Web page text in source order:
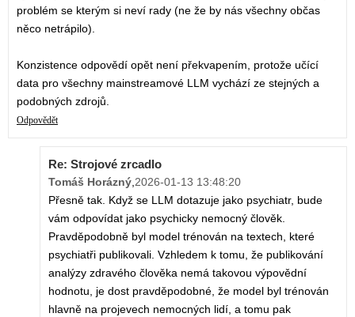
problém se kterým si neví rady (ne že by nás všechny občas
něco netrápilo).
Konzistence odpovědí opět není překvapením, protože učící
data pro všechny mainstreamové LLM vychází ze stejných a
podobných zdrojů.
Odpovědět
Re: Strojové zrcadlo
Tomáš Horázný 2026-01-13 13:48:20
Přesně tak. Když se LLM dotazuje jako psychiatr, bude
vám odpovídat jako psychicky nemocný člověk.
Pravděpodobně byl model trénován na textech, které
psychiatři publikovali. Vzhledem k tomu, že publikování
analýzy zdravého člověka nemá takovou výpovědní
hodnotu, je dost pravděpodobné, že model byl trénován
hlavně na projevech nemocných lidí, a tomu pak